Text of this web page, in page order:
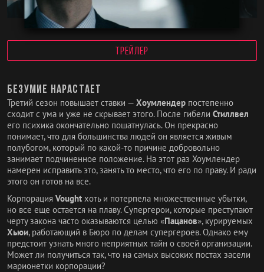
ТРЕЙЛЕР
Безумие нарастает
Третий сезон повышает ставки — Хоумлендер постепенно
сходит с ума и уже не скрывает этого. После гибели Стиллвел
его психика окончательно пошатнулась. Он прекрасно
понимает, что для большинства людей он является живым
полубогом, который по какой-то причине добровольно
занимает подчиненное положение. На этот раз Хоумлендер
намерен исправить это, занять то место, что его по праву. И ради
этого он готов на все.
Корпорация Vought хоть и потерпела множественные убытки,
но все еще остается на плаву. Супергерои, которые преступают
черту закона часто оказываются целью «Пацанов», курируемых
Хьюи, работающий в Бюро по делам супергероев. Однако ему
предстоит узнать много неприятных тайн о своей организации.
Может ли получиться так, что на самых высоких постах засели
марионетки корпорации?